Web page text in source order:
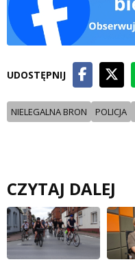
UDOSTĘPNIJ
NIELEGALNA BRON POLICJA
CZYTAJ DALEJ